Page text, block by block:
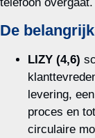
De
LIZY (4,6)
levering,
proces en
circulaire